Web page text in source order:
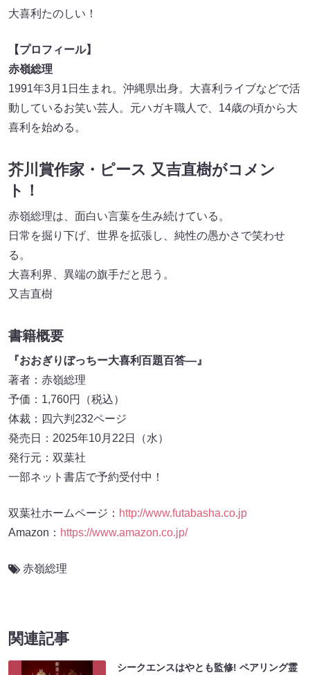
大喜利たのしい！
【プロフィール】
赤嶺総理
1991年3月1日生まれ。沖縄県出身。大喜利ライブなどで活
動しているお笑い芸人。元ハガキ職人で、14歳の頃から大
喜利を始める。
芥川賞作家・ピース 又吉直樹がコメン
ト！
赤嶺総理は、面白い言葉を生み続けている。
日常を掘り下げ、世界を拡張し、純性の愚かさで笑わせ
る。
大喜利界、異端の旗手だと思う。
又吉直樹
書籍概要
『おおぎりぼっちー大喜利百題百答―』
著者：赤嶺総理
予価：1,760円（税込）
体裁：四六判232ページ
発売日：2025年10月22日（水）
発行元：双葉社
一部ネット書店で予約受付中！
双葉社ホームページ： http://www.futabasha.co.jp
Amazon： https://www.amazon.co.jp/
赤嶺総理
関連記事
シークエンスはやとも監修! ペアリング霊